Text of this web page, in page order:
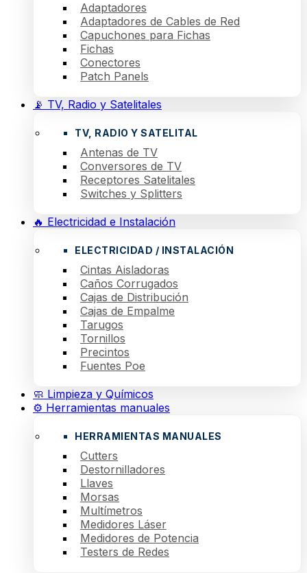
Adaptadores
Adaptadores de Cables de Red
Capuchones para Fichas
Fichas
Conectores
Patch Panels
📡 TV, Radio y Satelitales
TV, RADIO Y SATELITAL
Antenas de TV
Conversores de TV
Receptores Satelitales
Switches y Splitters
🔥 Electricidad e Instalación
ELECTRICIDAD / INSTALACIÓN
Cintas Aisladoras
Caños Corrugados
Cajas de Distribución
Cajas de Empalme
Tarugos
Tornillos
Precintos
Fuentes Poe
🧼 Limpieza y Químicos
⚙️ Herramientas manuales
HERRAMIENTAS MANUALES
Cutters
Destornilladores
Llaves
Morsas
Multímetros
Medidores Láser
Medidores de Potencia
Testers de Redes